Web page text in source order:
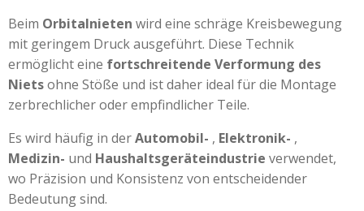
Beim Orbitalnieten wird eine schräge Kreisbewegung
mit geringem Druck ausgeführt. Diese Technik
ermöglicht eine fortschreitende Verformung des
Nietsohne Stöße und ist daher ideal für die Montage
zerbrechlicher oder empfindlicher Teile.
Es wird häufig in derAutomobil- , Elektronik- ,
Medizin- und Haushaltsgeräteindustrie verwendet,
wo Präzision und Konsistenz von entscheidender
Bedeutung sind.